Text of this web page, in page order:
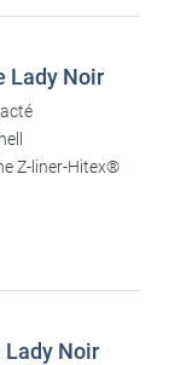
Lady Noir
Z-liner-Hitex®
Lady Noir